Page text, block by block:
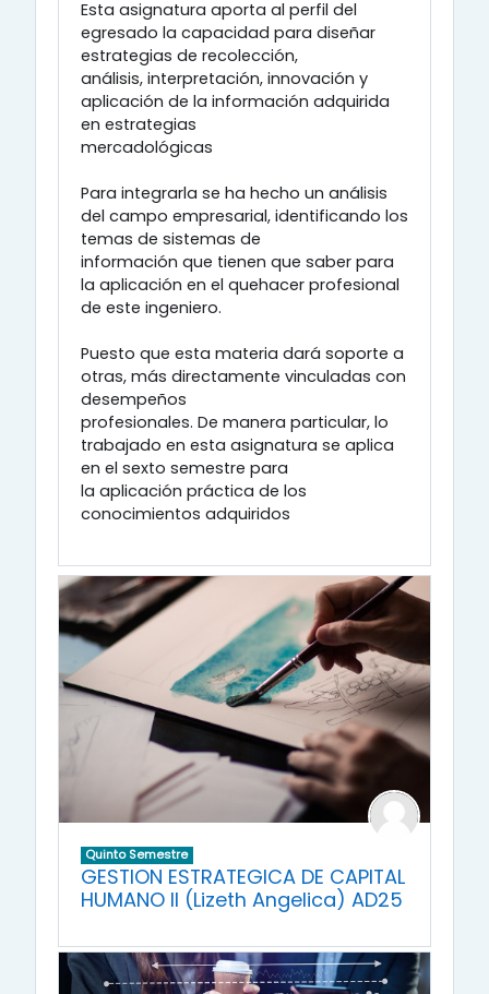
Esta asignatura aporta al perfil del
egresado la capacidad para diseñar
estrategias de recolección,
análisis, interpretación, innovación y
aplicación de la información adquirida
en estrategias
mercadológicas
Para integrarla se ha hecho un análisis
del campo empresarial, identificando los
temas de sistemas de
información que tienen que saber para
la aplicación en el quehacer profesional
de este ingeniero.
Puesto que esta materia dará soporte a
otras, más directamente vinculadas con
desempeños
profesionales. De manera particular, lo
trabajado en esta asignatura se aplica
en el sexto semestre para
la aplicación práctica de los
conocimientos adquiridos
Quinto Semestre
GESTION ESTRATEGICA DE CAPITAL
HUMANO II (Lizeth Angelica) AD25